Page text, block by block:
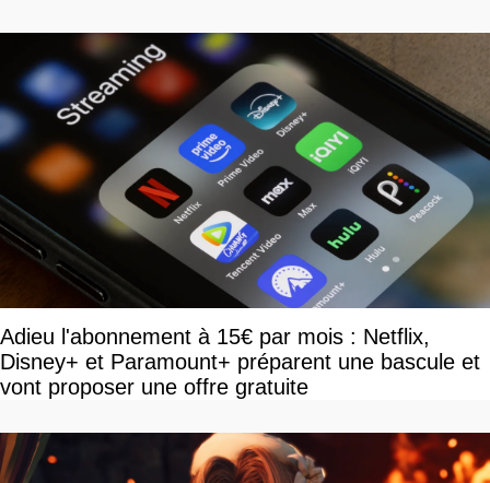
Adieu l'abonnement à 15€ par mois : Netflix,
Disney+ et Paramount+ préparent une bascule et
vont proposer une offre gratuite